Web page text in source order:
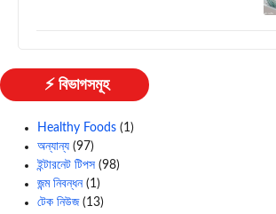
⚡ বিভাগসমূহ
Healthy Foods (1)
অন্যান্য (97)
ইন্টারনেট টিপস (98)
জন্ম নিবন্ধন(1)
টেক নিউজ(13)